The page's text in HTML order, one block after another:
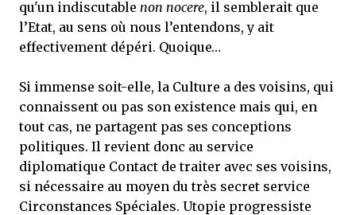
qu'un indiscutable non nocere, il semblerait que
l’Etat, au sens où nous l’entendons, y ait
effectivement dépéri. Quoique…
Si immense soit-elle, la Culture a des voisins, qui
connaissent ou pas son existence mais qui, en
tout cas, ne partagent pas ses conceptions
politiques. Il revient donc au service
diplomatique Contact de traiter avec ses voisins,
si nécessaire au moyen du très secret service
Circonstances Spéciales. Utopie progressiste